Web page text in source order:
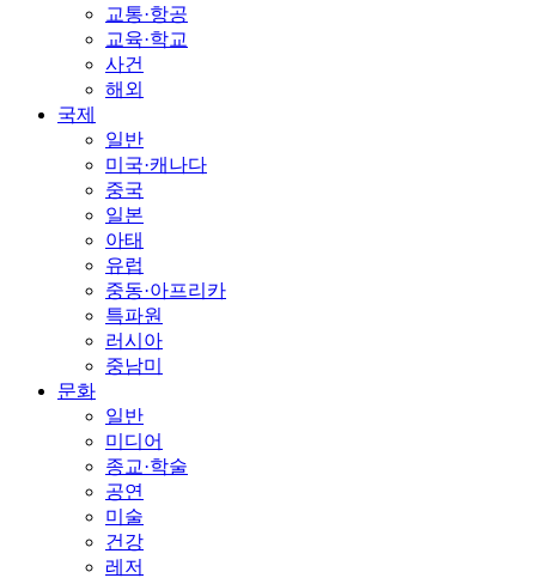
교통·항공
교육·학교
사건
해외
국제
일반
미국·캐나다
중국
일본
아태
유럽
중동·아프리카
특파원
러시아
중남미
문화
일반
미디어
종교·학술
공연
미술
건강
레저